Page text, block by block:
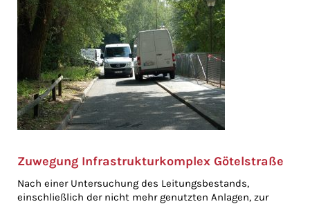
Zuwegung Infrastrukturkomplex Götelstraße
Nach einer Untersuchung des Leitungsbestands,
einschließlich der nicht mehr genutzten Anlagen, zur